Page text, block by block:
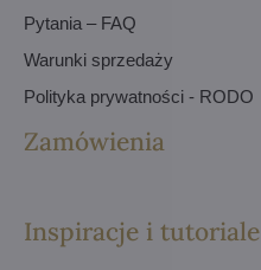
Pytania – FAQ
Warunki sprzedaży
Polityka prywatności - RODO
Zamówienia
Inspiracje i tutoriale